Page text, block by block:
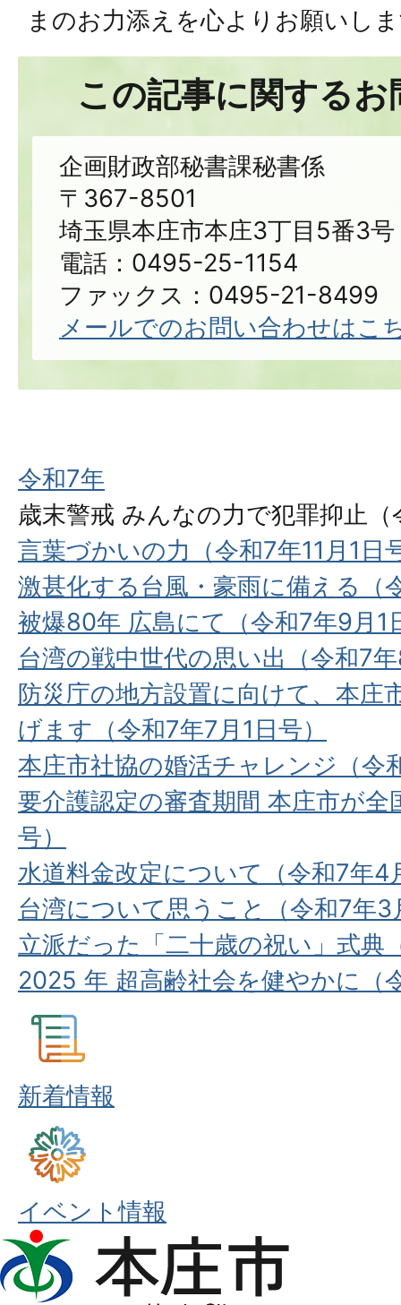
まのお力添えを心よりお願いし
この記事に関する
企画財政部秘書課秘書係
〒367-8501
埼玉県本庄市本庄3丁目5番3号
電話：0495-25-1154
ファックス：0495-21-8499
メールでのお問い合わせはこ
令和7年
歳末警戒 みんなの力で犯罪抑止（
言葉づかいの力（令和7年11月1日
激甚化する台風・豪雨に備える（
被爆80年 広島にて（令和7年9月1
台湾の戦中世代の思い出（令和7
防災庁の地方設置に向けて、本庄
げます（令和7年7月1日号）
本庄市社協の婚活チャレンジ（令
要介護認定の審査期間 本庄市が全
号）
水道料金改定について（令和7年4
台湾について思うこと（令和7年3
立派だった「二十歳の祝い」式典
2025 年 超高齢社会を健やかに（
新着情報
イベント情報
本
庄